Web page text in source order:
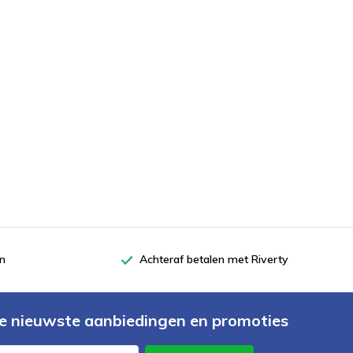
Achteraf betalen met Riverty
nieuwste aanbiedingen en promoties